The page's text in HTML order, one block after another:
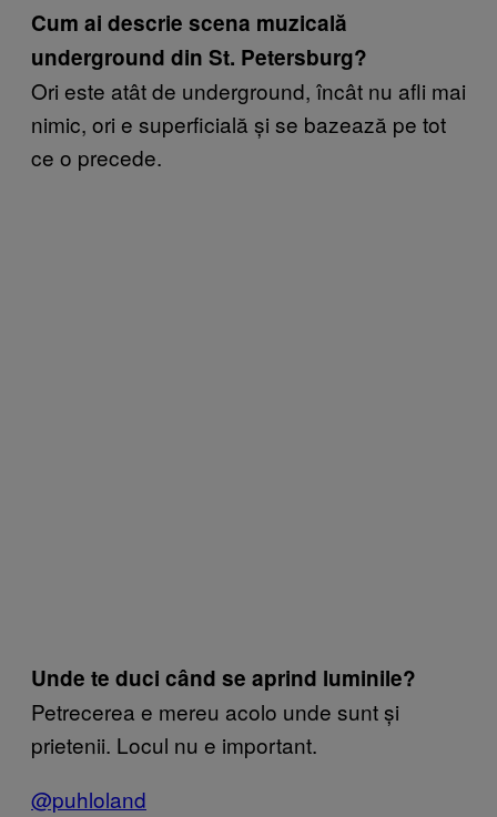
Cum ai descrie scena muzicală
underground din St. Petersburg?
Ori este atât de underground, încât nu afli mai
nimic, ori e superficială și se bazează pe tot
ce o precede.
Unde te duci când se aprind luminile?
Petrecerea e mereu acolo unde sunt și
prietenii. Locul nu e important.
@puhloland